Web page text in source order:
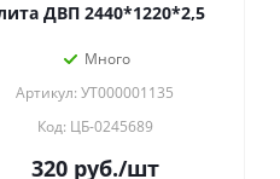
ДВП 2440*1220*2,5
Много
Артикул: УТ000001135
Код: ЦБ-0245689
320руб./шт